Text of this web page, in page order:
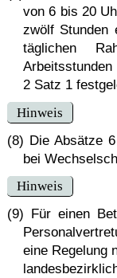
von 6 bis 20
zwölf Stunden
täglichen
2 Satz 1
Hinweis
(8) Die Absätze
bei
Hinweis
(9) Für einen
eine Regelung